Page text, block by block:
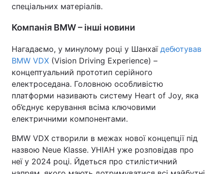
спеціальних матеріалів.
Компанія BMW – інші новини
Нагадаємо, у минулому році у Шанхаї дебютував
BMW VDX (Vision Driving Experience) –
концептуальний прототип серійного
електроседана. Головною особливістю
платформи називають систему Heart of Joy, яка
об’єднує керування всіма ключовими
електричними компонентами.
BMW VDX створили в межах нової концепції під
назвою Neue Klasse. УНІАН уже розповідав про
неї у 2024 році. Йдеться про стилістичний